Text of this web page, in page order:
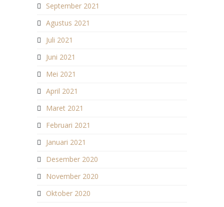
September 2021
Agustus 2021
Juli 2021
Juni 2021
Mei 2021
April 2021
Maret 2021
Februari 2021
Januari 2021
Desember 2020
November 2020
Oktober 2020